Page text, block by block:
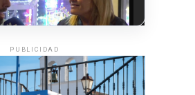
FIESTAS COLOMBINAS
PUBLICIDAD